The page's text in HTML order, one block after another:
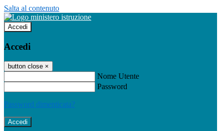
Salta al contenuto
Accedi
Accedi
button close ×
Nome Utente
Password
Password dimenticata?